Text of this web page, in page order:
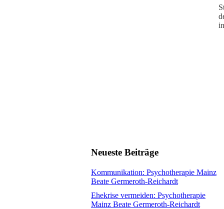
Neueste Beiträge
Kommunikation: Psychotherapie Mainz
Beate Germeroth-Reichardt
Ehekrise vermeiden: Psychotherapie
Mainz Beate Germeroth-Reichardt